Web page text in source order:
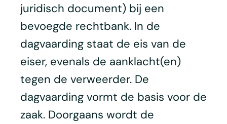
juridisch document) bij een
bevoegde rechtbank. In de
dagvaarding staat de eis van de
eiser, evenals de aanklacht(en)
tegen de verweerder. De
dagvaarding vormt de basis voor de
zaak. Doorgaans wordt de